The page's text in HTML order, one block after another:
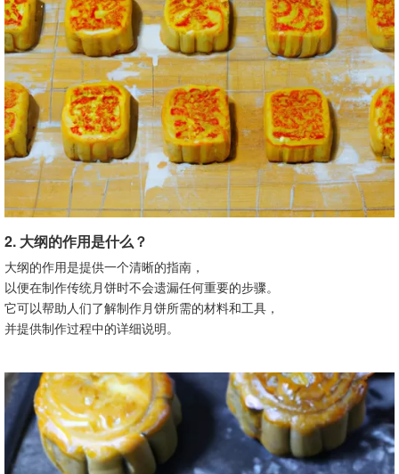
2. 大纲的作用是什么？
大纲的作用是提供一个清晰的指南，
以便在制作传统月饼时不会遗漏任何重要的步骤。
它可以帮助人们了解制作月饼所需的材料和工具，
并提供制作过程中的详细说明。